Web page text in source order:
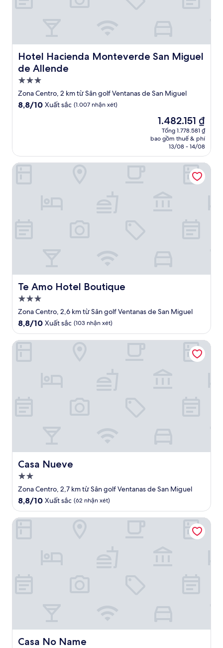
Hotel Hacienda Monteverde San Miguel
de Allende
Hotel Hacienda Monteverde San Miguel de Allende
Nơi
lưu
trú
Zona Centro, 2 km từ Sân golf Ventanas de San Miguel
8.8
nhận
xét)
8,8/10 Xuất sắc (1.007 nhận xét)
Giá
hiện
tại
1.482.151 ₫
1.482.151 ₫
Tổng 1.778.581 ₫
bao gồm thuế & phí
13/08 - 14/08
Te Amo Hotel Boutique
Te Amo Hotel Boutique
Nơi
lưu
trú
3.0
sao
Zona Centro, 2,6 km từ Sân golf Ventanas de San Miguel
8.8
trên
10,
8,8/10 Xuất sắc (103 nhận xét)
Te Amo Hotel Boutique
Casa Nueve
Casa Nueve
Nơi
lưu
trú
2.0
sao
Zona Centro, 2,7 km từ Sân golf Ventanas de San Miguel
8.8
trên
10,
8,8/10 Xuất sắc (62 nhận xét)
Casa Nueve
Casa No Name
Casa No Name
Casa No Name